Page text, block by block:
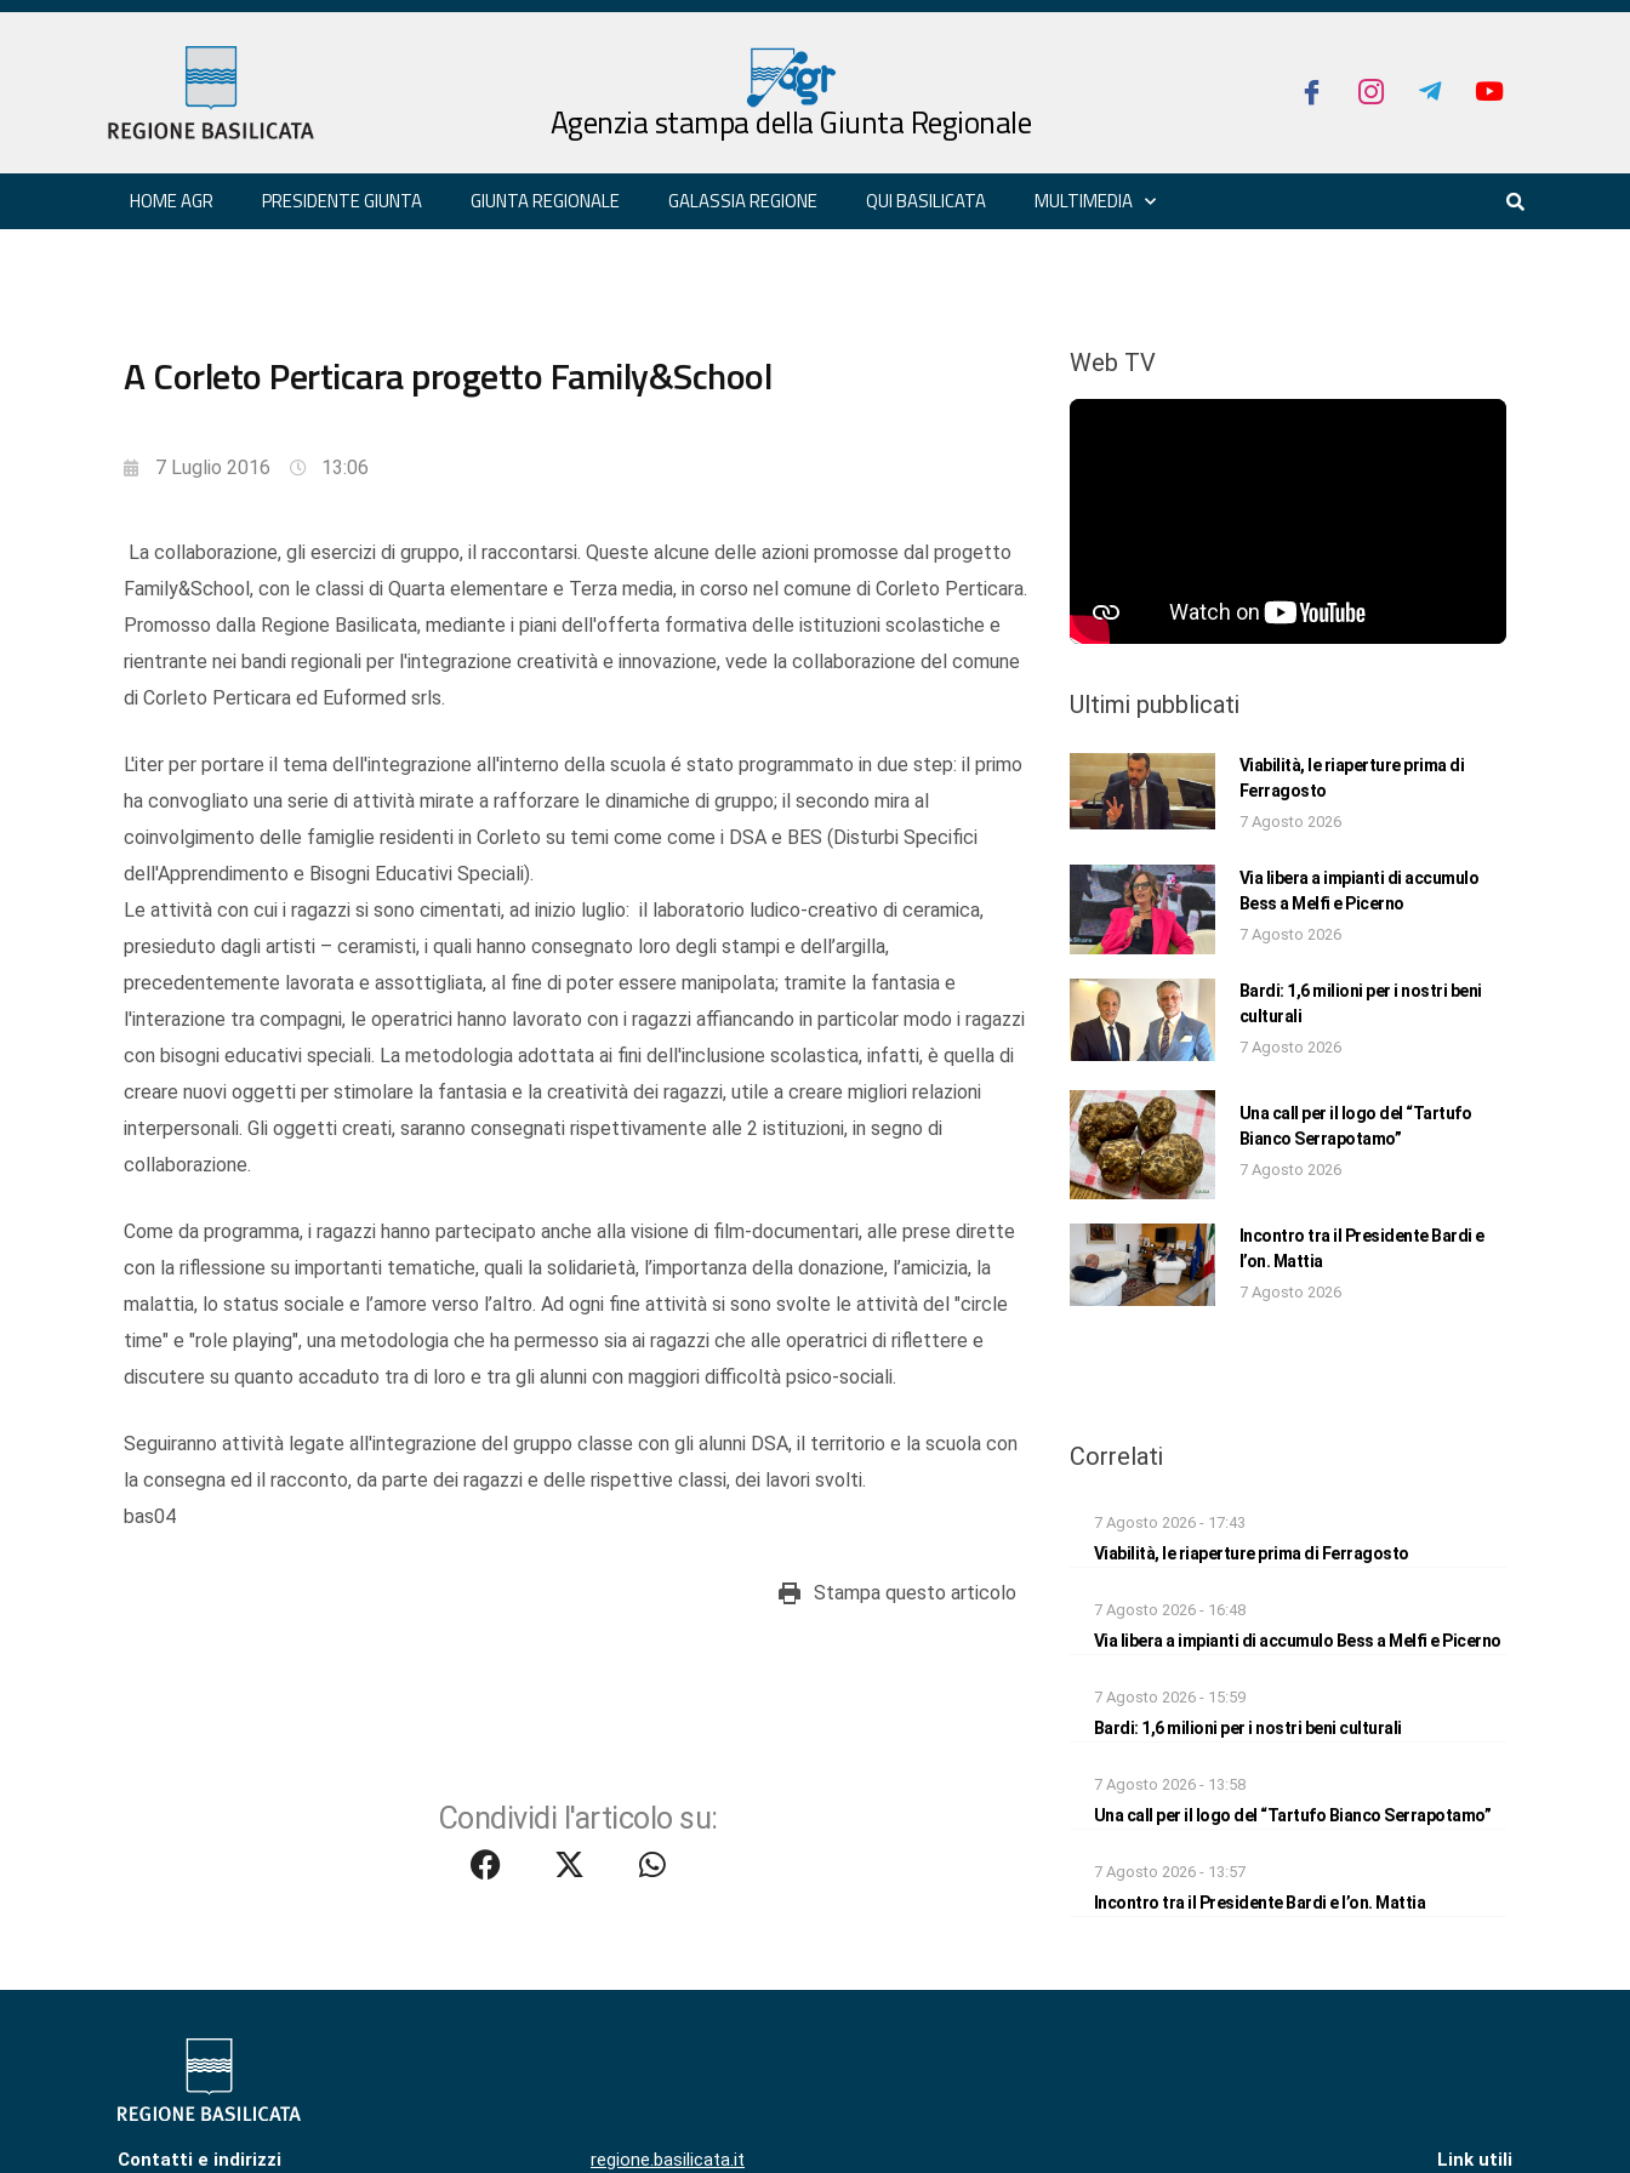
Agenzia stampa della Giunta Regionale
HOME AGR PRESIDENTE GIUNTA GIUNTA REGIONALE GALASSIA REGIONE QUI BASILICATA MULTIMEDIA
A Corleto Perticara progetto Family&School
7 Luglio 2016 13:06
La collaborazione, gli esercizi di gruppo, il raccontarsi. Queste alcune delle azioni promosse dal progetto
Family&School, con le classi di Quarta elementare e Terza media, in corso nel comune di Corleto Perticara.
Promosso dalla Regione Basilicata, mediante i piani dell'offerta formativa delle istituzioni scolastiche e
rientrante nei bandi regionali per l'integrazione creatività e innovazione, vede la collaborazione del comune
di Corleto Perticara ed Euformed srls.
L'iter per portare il tema dell'integrazione all'interno della scuola é stato programmato in due step: il primo
ha convogliato una serie di attività mirate a rafforzare le dinamiche di gruppo; il secondo mira al
coinvolgimento delle famiglie residenti in Corleto su temi come come i DSA e BES (Disturbi Specifici
dell'Apprendimento e Bisogni Educativi Speciali).
Le attività con cui i ragazzi si sono cimentati, ad inizio luglio: il laboratorio ludico-creativo di ceramica,
presieduto dagli artisti – ceramisti, i quali hanno consegnato loro degli stampi e dell’argilla,
precedentemente lavorata e assottigliata, al fine di poter essere manipolata; tramite la fantasia e
l'interazione tra compagni, le operatrici hanno lavorato con i ragazzi affiancando in particolar modo i ragazzi
con bisogni educativi speciali. La metodologia adottata ai fini dell'inclusione scolastica, infatti, è quella di
creare nuovi oggetti per stimolare la fantasia e la creatività dei ragazzi, utile a creare migliori relazioni
interpersonali. Gli oggetti creati, saranno consegnati rispettivamente alle 2 istituzioni, in segno di
collaborazione.
Come da programma, i ragazzi hanno partecipato anche alla visione di film-documentari, alle prese dirette
con la riflessione su importanti tematiche, quali la solidarietà, l’importanza della donazione, l’amicizia, la
malattia, lo status sociale e l’amore verso l’altro. Ad ogni fine attività si sono svolte le attività del "circle
time" e "role playing", una metodologia che ha permesso sia ai ragazzi che alle operatrici di riflettere e
discutere su quanto accaduto tra di loro e tra gli alunni con maggiori difficoltà psico-sociali.
Seguiranno attività legate all'integrazione del gruppo classe con gli alunni DSA, il territorio e la scuola con
la consegna ed il racconto, da parte dei ragazzi e delle rispettive classi, dei lavori svolti.
bas04
Stampa questo articolo
Condividi l'articolo su:
Web TV
Ultimi pubblicati
Viabilità, le riaperture prima di
Ferragosto
7 Agosto 2026
Via libera a impianti di accumulo
Bess a Melfi e Picerno
7 Agosto 2026
Bardi: 1,6 milioni per i nostri beni
culturali
7 Agosto 2026
Una call per il logo del “Tartufo
Bianco Serrapotamo”
7 Agosto 2026
Incontro tra il Presidente Bardi e
l’on. Mattia
7 Agosto 2026
Correlati
7 Agosto 2026 - 17:43
Viabilità, le riaperture prima di Ferragosto
7 Agosto 2026 - 16:48
Via libera a impianti di accumulo Bess a Melfi e Picerno
7 Agosto 2026 - 15:59
Bardi: 1,6 milioni per i nostri beni culturali
7 Agosto 2026 - 13:58
Una call per il logo del “Tartufo Bianco Serrapotamo”
7 Agosto 2026 - 13:57
Incontro tra il Presidente Bardi e l’on. Mattia
Contatti e indirizzi regione.basilicata.it Link utili